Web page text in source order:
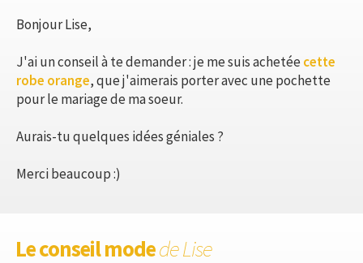
Bonjour Lise,
J'ai un conseil à te demander : je me suis achetéecette
robe orange, que j'aimerais porter avec une pochette
pour le mariage de ma soeur.
Aurais-tu quelques idées géniales ?
Merci beaucoup :)
Le conseil modede Lise